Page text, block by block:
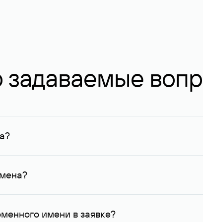
задаваемые
и у других регистраторов. Для доменов,
данные, доступные Руцентру.
имени в заявке?